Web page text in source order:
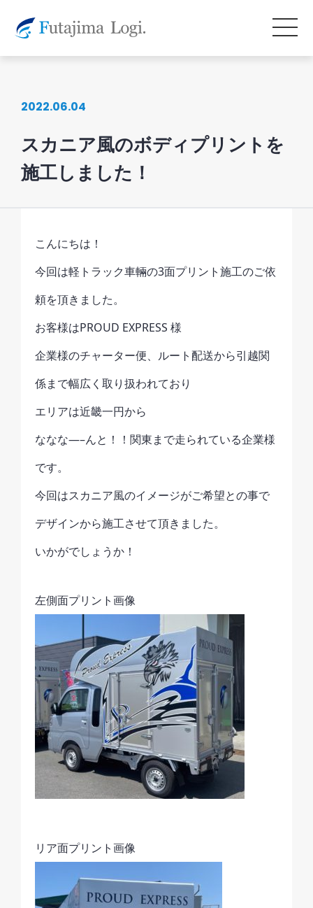
2022.06.04
スカニア風のボディプリントを
施工しました！
こんにちは！
今回は軽トラック車輛の3面プリント施工のご依
頼を頂きました。
お客様はPROUD EXPRESS 様
企業様のチャーター便、ルート配送から引越関
係まで幅広く取り扱われており
エリアは近畿一円から
ななな—–んと！！関東まで走られている企業様
です。
今回はスカニア風のイメージがご希望との事で
デザインから施工させて頂きました。
いかがでしょうか！
左側面プリント画像
リア面プリント画像